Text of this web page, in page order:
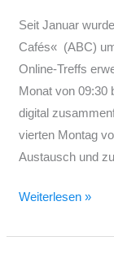
Seit Januar
Cafés« (ABC)
Online-Treffs
Monat von 09:30
digital
vierten Montag
Austausch und
Selbsthilfe-
und
Therapieangebote
Weiterlesen »